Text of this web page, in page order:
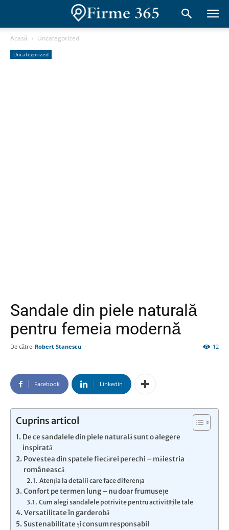
Acasă Uncategorized
Uncategorized
Sandale din piele naturală
pentru femeia modernă
De către Robert Stanescu - 12
Facebook Linkedin
Cuprins articol
De ce sandalele din piele naturală sunt o alegere
inspirată
Povestea din spatele fiecărei perechi – măiestria
românească
Atenția la detalii care face diferența
Confort pe termen lung – nu doar frumusețe
Cum alegi sandalele potrivite pentru activitățile tale
Versatilitate în garderobă
Sustenabilitate și consum responsabil